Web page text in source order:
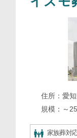
住所： 愛
規模： ～
家族葬対